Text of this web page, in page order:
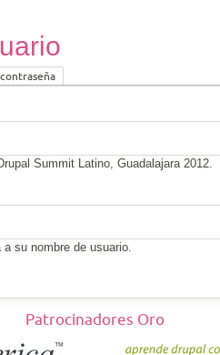
Summit Latino, Guadalajara 2012.
su nombre de usuario.
Patrocinadores Oro